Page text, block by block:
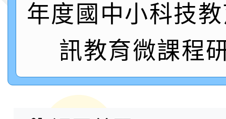
成果展」
桃園市大溪自造教育及
年八月份教師研習
國立成功大學辦理「台
融平台-教案暨教學示
115學年度「學習扶助
計畫子計畫十一-2：國
115年度「教育部表揚
年度國中小科技
訊教育微課程